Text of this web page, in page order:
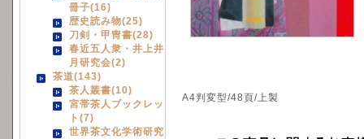
冊子(16)
歴史読み物(25)
刀剣・甲冑書(28)
春近五人衆・井上井
月研究会(2)
茶道(143)
茶人叢書(10)
宮帯茶人ブックレッ
ト(7)
世界茶文化学術研究
A4判変型/48頁/上製